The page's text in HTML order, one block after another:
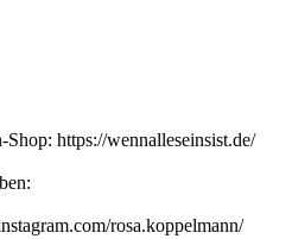
https://wennalleseinsist.de/
rosa.koppelmann/